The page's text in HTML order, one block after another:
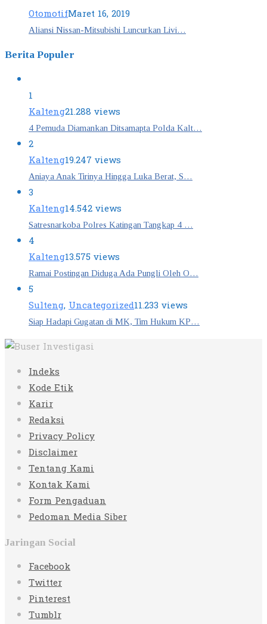
OtomotifMaret 16, 2019
Aliansi Nissan-Mitsubishi Luncurkan Livi…
Berita Populer
1
Kalteng21.288 views
4 Pemuda Diamankan Ditsamapta Polda Kalt…
2
Kalteng19.247 views
Aniaya Anak Tirinya Hingga Luka Berat, S…
3
Kalteng14.542 views
Satresnarkoba Polres Katingan Tangkap 4 …
4
Kalteng13.575 views
Ramai Postingan Diduga Ada Pungli Oleh O…
5
Sulteng,Uncategorized11.233 views
Siap Hadapi Gugatan di MK, Tim Hukum KP…
Indeks
Kode Etik
Karir
Redaksi
Privacy Policy
Disclaimer
Tentang Kami
Kontak Kami
Form Pengaduan
Pedoman Media Siber
Jaringan Social
Facebook
Twitter
Pinterest
Tumblr